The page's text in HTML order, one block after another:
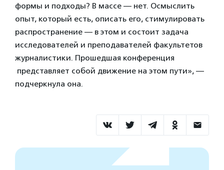
формы и подходы? В массе — нет. Осмыслить
опыт, который есть, описать его, стимулировать
распространение — в этом и состоит задача
исследователей и преподавателей факультетов
журналистики. Прошедшая конференция
представляет собой движение на этом пути», —
подчеркнула она.